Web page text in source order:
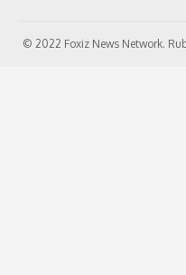
© 2022 Foxiz News Network.